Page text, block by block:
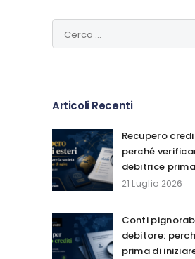
per:
Articoli Recenti
Recupero
perché
debitrice
21 Luglio 2026
Conti
debitore:
prima di